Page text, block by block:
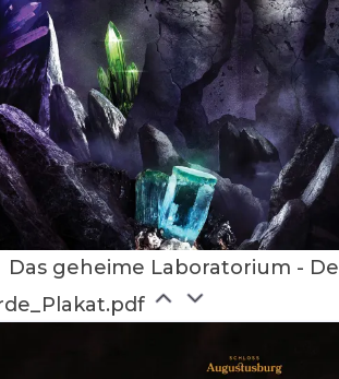
Das geheime Laboratorium -